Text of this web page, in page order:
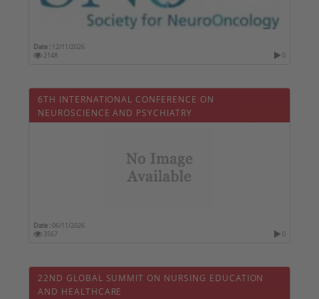
Date : 12/11/2026
2148
0
6TH INTERNATIONAL CONFERENCE ON
NEUROSCIENCE AND PSYCHIATRY
Date :06/11/2026
3567
0
22ND GLOBAL SUMMIT ON NURSING EDUCATION
AND HEALTHCARE